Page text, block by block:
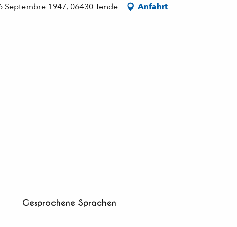
1947, 06430 Tende Anfahrt
Gesprochene Sprachen
Gesprochene Sprachen